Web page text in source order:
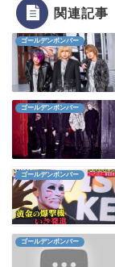
関連記事
ゴールデンボンバー
ゴールデンボンバー
ゴールデンボンバー
ゴールデンボンバー